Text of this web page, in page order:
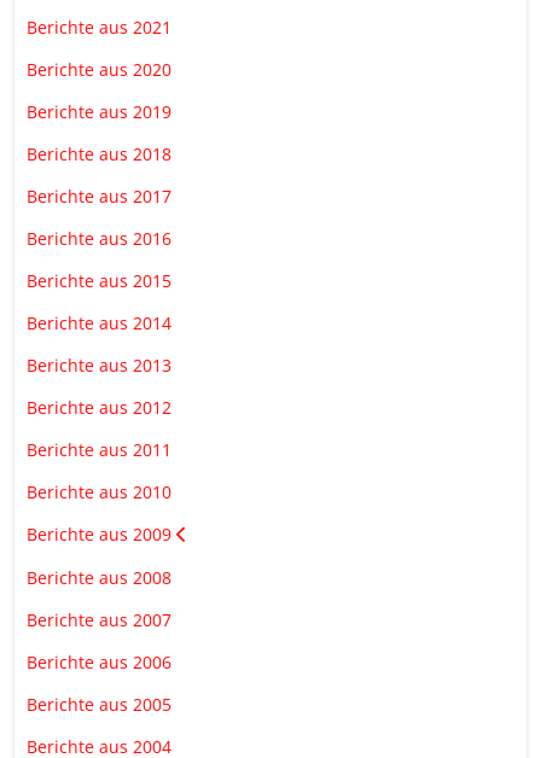
Berichte aus 2021
Berichte aus 2020
Berichte aus 2019
Berichte aus 2018
Berichte aus 2017
Berichte aus 2016
Berichte aus 2015
Berichte aus 2014
Berichte aus 2013
Berichte aus 2012
Berichte aus 2011
Berichte aus 2010
Berichte aus 2009
Berichte aus 2008
Berichte aus 2007
Berichte aus 2006
Berichte aus 2005
Berichte aus 2004